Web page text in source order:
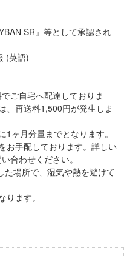
SR』等として承認され
(英語)
ご自宅へ配達しておりま
、再送料1,500円が発生しま
1ヶ月分量までとなります。
お手配しております。詳しい
合わせください。
場所で、湿気や熱を避けて
ます。